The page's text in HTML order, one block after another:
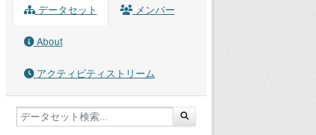
データセット メンバー
About
アクティビティストリーム